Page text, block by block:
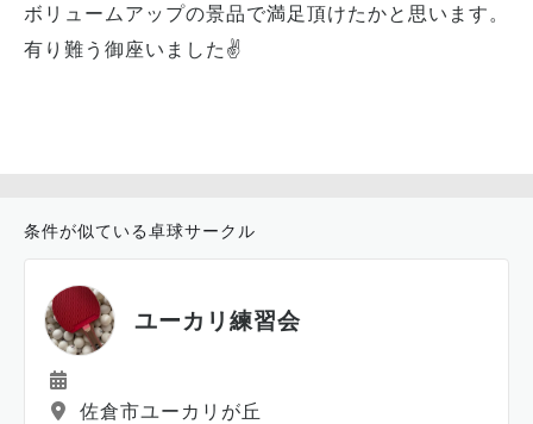
ボリュームアップの景品で満足頂けたかと思います。
有り難う御座いました✌
条件が似ている卓球サークル
ユーカリ練習会
佐倉市ユーカリが丘